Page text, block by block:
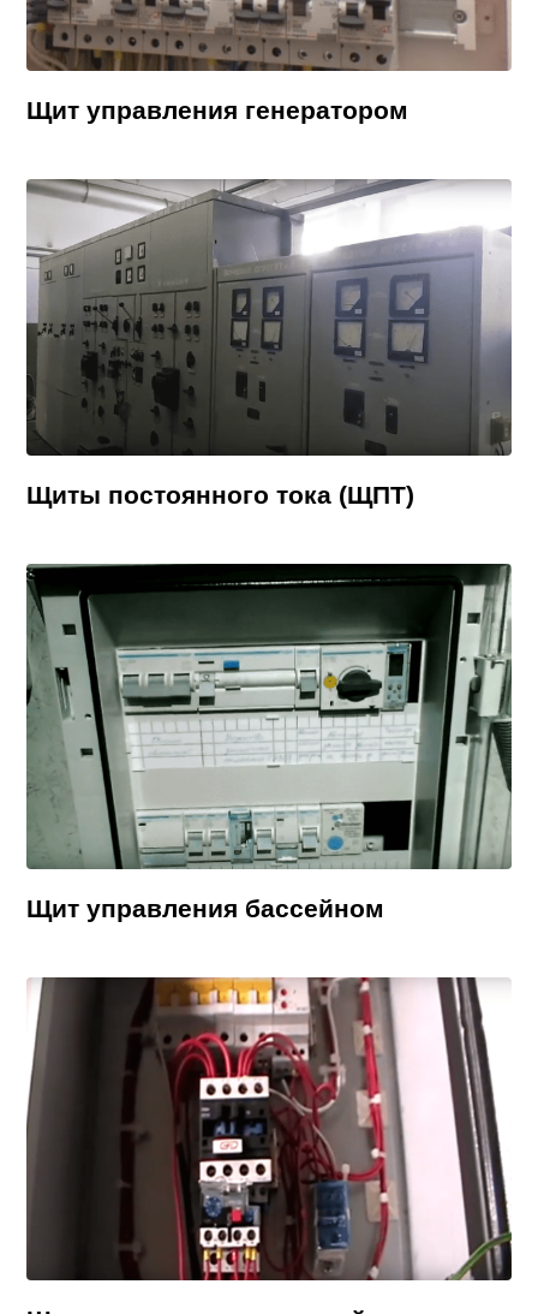
Щит управления генератором
Щиты постоянного тока (ЩПТ)
Щит управления бассейном